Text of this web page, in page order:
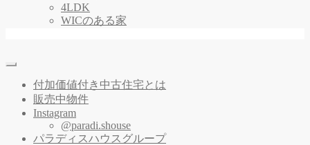
4LDK
WICのある家
付加価値付き中古住宅とは
販売中物件
Instagram
@paradi.shouse
パラディスハウスグループ